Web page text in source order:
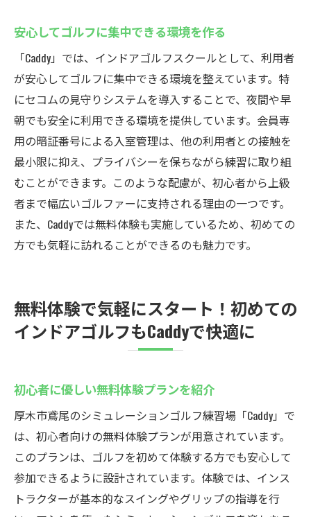
安心してゴルフに集中できる環境を作る
「Caddy」では、インドアゴルフスクールとして、利用者
が安心してゴルフに集中できる環境を整えています。特
にセコムの見守りシステムを導入することで、夜間や早
朝でも安全に利用できる環境を提供しています。会員専
用の暗証番号による入室管理は、他の利用者との接触を
最小限に抑え、プライバシーを保ちながら練習に取り組
むことができます。このような配慮が、初心者から上級
者まで幅広いゴルファーに支持される理由の一つです。
また、Caddyでは無料体験も実施しているため、初めての
方でも気軽に訪れることができるのも魅力です。
無料体験で気軽にスタート！初めての
インドアゴルフもCaddyで快適に
初心者に優しい無料体験プランを紹介
厚木市鳶尾のシミュレーションゴルフ練習場「Caddy」で
は、初心者向けの無料体験プランが用意されています。
このプランは、ゴルフを初めて体験する方でも安心して
参加できるように設計されています。体験では、インス
トラクターが基本的なスイングやグリップの指導を行